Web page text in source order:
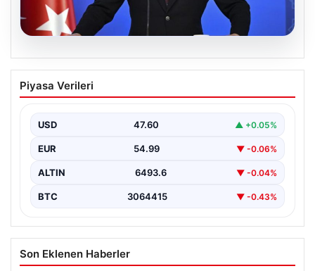
05.08.2026
Çerçeve yasa teklifi Meclis’te | AK Parti
Sözcüsü Çelik: İki yıllık sürecin en
Piyasa Verileri
USD 47.60 ▲ +0.05%
EUR 54.99 ▼ -0.06%
ALTIN 6493.6 ▼ -0.04%
BTC 3064415 ▼ -0.43%
Son Eklenen Haberler